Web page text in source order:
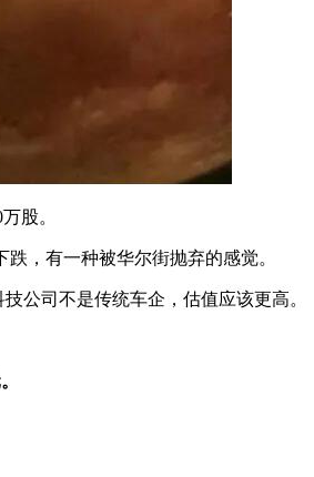
股。
，有一种被华尔街抛弃的感觉。
公司不是传统车企，估值应该更高。